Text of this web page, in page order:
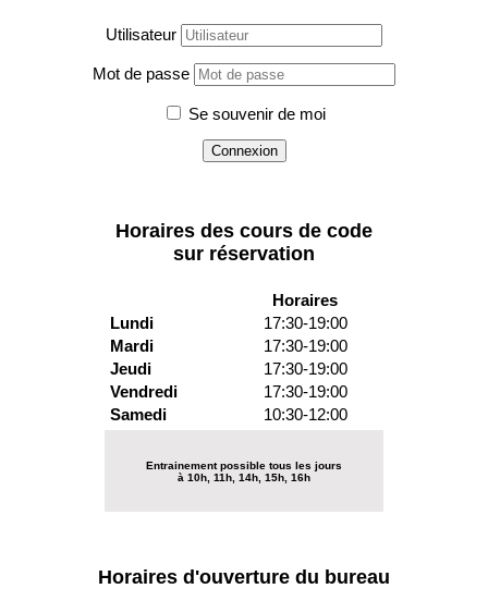
Utilisateur
Mot de passe
Se souvenir de moi
Horaires des cours de code
sur réservation
Horaires
Lundi
17:30-19:00
Mardi
17:30-19:00
Jeudi
17:30-19:00
Vendredi
17:30-19:00
Samedi
10:30-12:00
Entrainement possible tous les jours
à 10h, 11h, 14h, 15h, 16h
Horaires d'ouverture du bureau